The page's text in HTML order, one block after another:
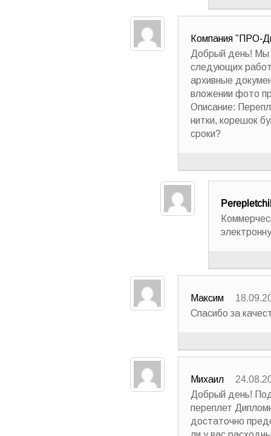
Компания "ПРО-
Добрый день! Мы
следующих
архивные
вложении фото
Описание:
нитки, корешок
сроки?
Максим
Спасибо за
Михаил
Добрый день!
переплет
достаточно